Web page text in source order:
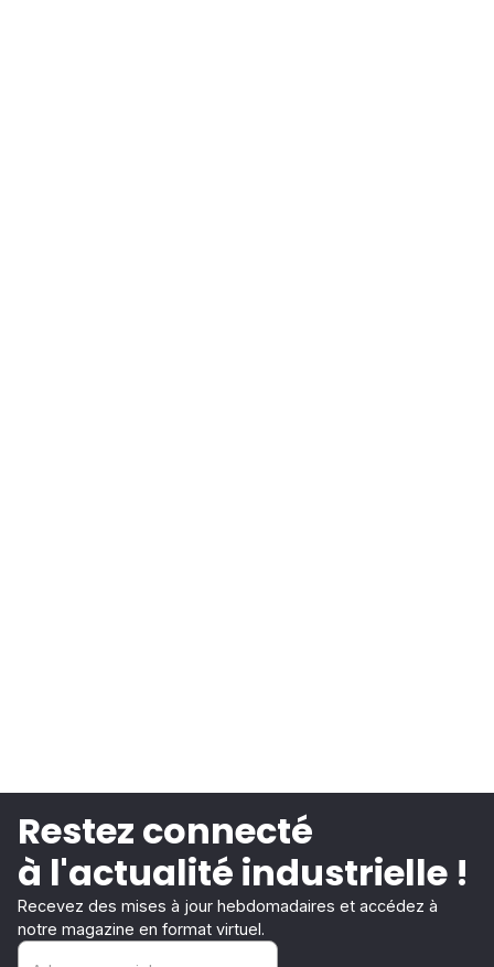
Restez connecté
à l'actualité industrielle !
Recevez des mises à jour hebdomadaires et accédez à
notre magazine en format virtuel.